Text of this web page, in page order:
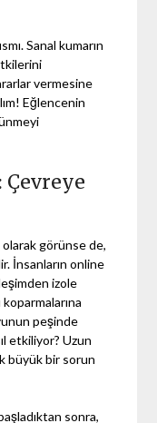
Sanal kumarın
vermesine
Eğlencenin
Çevreye
olarak görünse de,
İnsanların online
izole
peşinde
etkiliyor? Uzun
büyük bir sorun
sonra,